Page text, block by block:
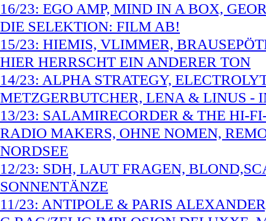
16/23: EGO AMP, MIND IN A BOX,
DIE SELEKTION: FILM AB!
15/23: HIEMIS, VLIMMER,
HIER HERRSCHT EIN ANDERER TON
14/23: ALPHA STRATEGY,
METZGERBUTCHER, LENA & LINUS -
13/23: SALAMIRECORDER & THE HI-
RADIO MAKERS, OHNE NOMEN,
NORDSEE
12/23: SDH, LAUT FRAGEN,
SONNENTÄNZE
11/23: ANTIPOLE & PARIS